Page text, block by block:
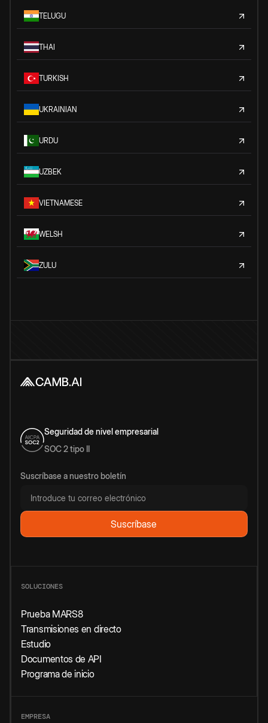
TELUGU
THAI
TURKISH
UKRAINIAN
URDU
UZBEK
VIETNAMESE
WELSH
ZULU
Seguridad de nivel empresarial
SOC 2 tipo II
Suscríbase a nuestro boletín
SOLUCIONES
Prueba MARS8
Transmisiones en directo
Estudio
Documentos de API
Programa de inicio
EMPRESA